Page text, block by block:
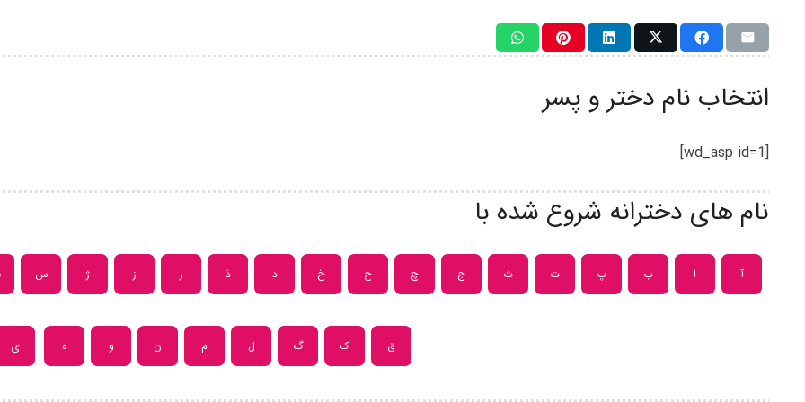
انتخاب نام دختر و پسر
[wd_asp id=1]
نام های دخترانه شروع شده با
آ ا ب پ ت ث ج چ ح خ د ذ ر ز ژ س
ق ک گ ل م ن و ه ی